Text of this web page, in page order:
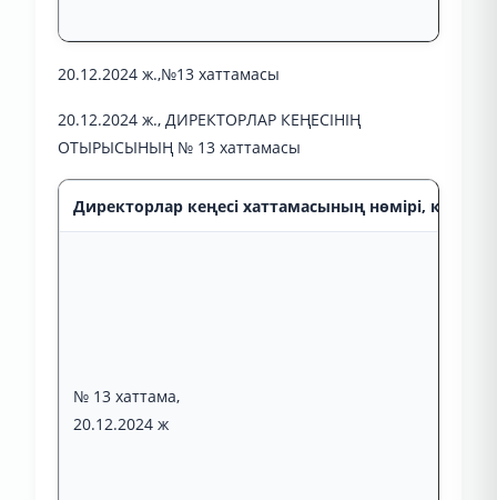
20.12.2024 ж.,№13 хаттамасы
20.12.2024 ж., ДИРЕКТОРЛАР КЕҢЕСІНІҢ
ОТЫРЫСЫНЫҢ № 13 хаттамасы
Директорлар кеңесі хаттамасының нөмірі, күні,
№ 13 хаттама,
20.12.2024 ж